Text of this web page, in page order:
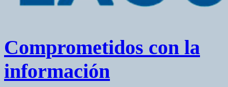
Comprometidos con la
información